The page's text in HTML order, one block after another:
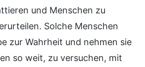
und Menschen zu
Solche Menschen
zur Wahrheit und nehmen sie
so weit, zu versuchen, mit